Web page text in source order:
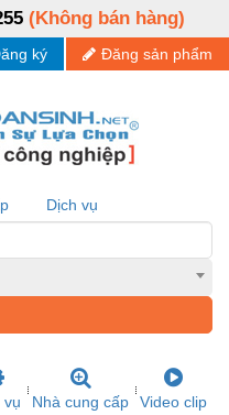
(Không bán hàng)
Đăng sản phẩm
ký
Dịch vụ
vụ Nhà cung cấp Video clip